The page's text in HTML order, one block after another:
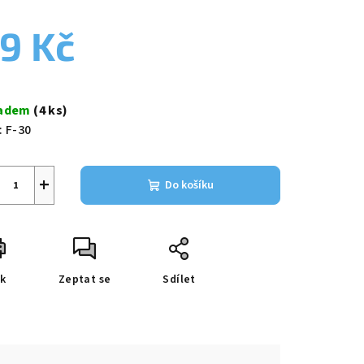
Kč
(4 ks)
F-30
+ Do košíku
Zeptat se Sdílet